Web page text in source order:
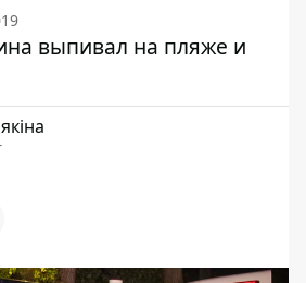
выпивал на пляже и